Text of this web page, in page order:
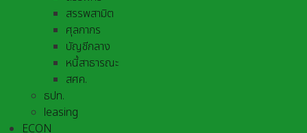
สรรพสามิต
ศุลกากร
บัญชีกลาง
หนี้สาธารณะ
สศค.
ธปท.
leasing
ECON